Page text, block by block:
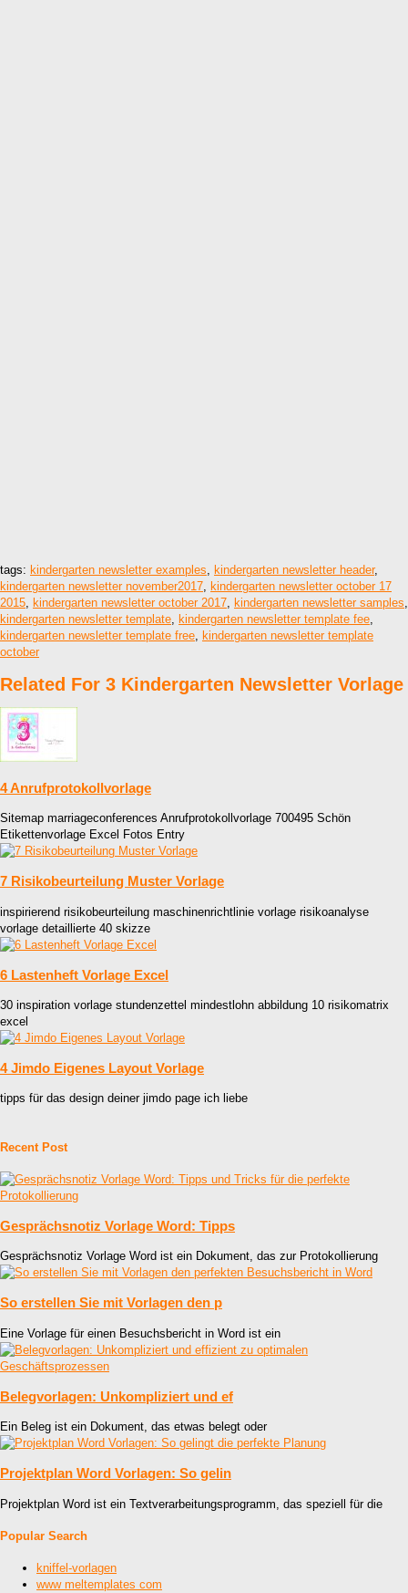
tags: kindergarten newsletter examples, kindergarten newsletter header,
kindergarten newsletter november2017, kindergarten newsletter october 17
2015, kindergarten newsletter october 2017, kindergarten newsletter samples,
kindergarten newsletter template, kindergarten newsletter template fee,
kindergarten newsletter template free, kindergarten newsletter template
october
Related For 3 Kindergarten Newsletter Vorlage
4 Anrufprotokollvorlage
Sitemap marriageconferences Anrufprotokollvorlage 700495 Schön
Etikettenvorlage Excel Fotos Entry
7 Risikobeurteilung Muster Vorlage
inspirierend risikobeurteilung maschinenrichtlinie vorlage risikoanalyse
vorlage detaillierte 40 skizze
6 Lastenheft Vorlage Excel
30 inspiration vorlage stundenzettel mindestlohn abbildung 10 risikomatrix
excel
4 Jimdo Eigenes Layout Vorlage
tipps für das design deiner jimdo page ich liebe
Recent Post
Gesprächsnotiz Vorlage Word: Tipps
Gesprächsnotiz Vorlage Word ist ein Dokument, das zur Protokollierung
So erstellen Sie mit Vorlagen den p
Eine Vorlage für einen Besuchsbericht in Word ist ein
Belegvorlagen: Unkompliziert und ef
Ein Beleg ist ein Dokument, das etwas belegt oder
Projektplan Word Vorlagen: So gelin
Projektplan Word ist ein Textverarbeitungsprogramm, das speziell für die
Popular Search
kniffel-vorlagen
www meltemplates com